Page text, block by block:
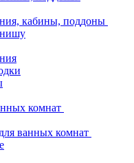
кабины, поддоны
комнат
ванных комнат